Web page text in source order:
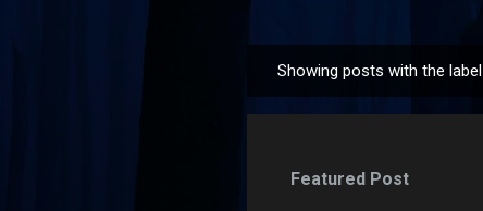
o
Showing posts with the label
Featured Post